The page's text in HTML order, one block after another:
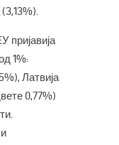
пријавија
1%:
Латвија
0,77%)